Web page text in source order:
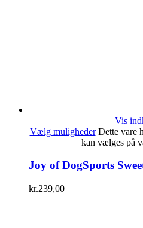
Vis
Vælg muligheder Dette vare
kan vælges på
Joy of DogSports
kr.239,00